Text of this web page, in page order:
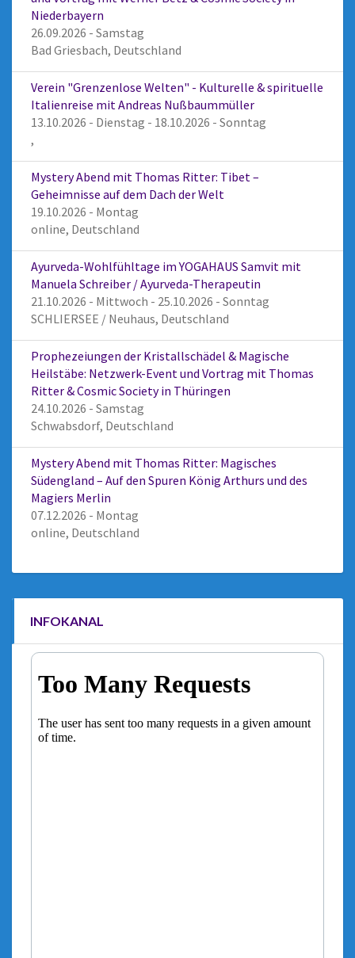
Niederbayern
26.09.2026 - Samstag
Bad Griesbach, Deutschland
Verein "Grenzenlose Welten" - Kulturelle & spirituelle
Italienreise mit Andreas Nußbaummüller
13.10.2026 - Dienstag - 18.10.2026 - Sonntag
,
Mystery Abend mit Thomas Ritter: Tibet –
Geheimnisse auf dem Dach der Welt
19.10.2026 - Montag
online, Deutschland
Ayurveda-Wohlfühltage im YOGAHAUS Samvit mit
Manuela Schreiber / Ayurveda-Therapeutin
21.10.2026 - Mittwoch - 25.10.2026 - Sonntag
SCHLIERSEE / Neuhaus, Deutschland
Prophezeiungen der Kristallschädel & Magische
Heilstäbe: Netzwerk-Event und Vortrag mit Thomas
Ritter & Cosmic Society in Thüringen
24.10.2026 - Samstag
Schwabsdorf, Deutschland
Mystery Abend mit Thomas Ritter: Magisches
Südengland – Auf den Spuren König Arthurs und des
Magiers Merlin
07.12.2026 - Montag
online, Deutschland
INFOKANAL